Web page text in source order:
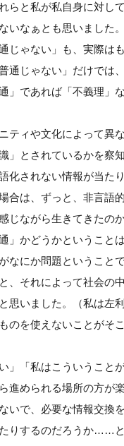
らと私が私自身に対し
いなぁとも思いました。
じゃない」も、実際は
通じゃない」だけでは
」であれば「不義理」
ティや文化によって
」とされているかを察
化されない情報が当た
合は、ずっと、非言語
じながら生きてきたの
」かどうかということ
なにか問題ということ
、それによって社会の
思いました。（私は左
のを使えないことがそ
」「私はこういうこと
進められる場所の方が
いで、必要な情報交換
りするのだろうか……と